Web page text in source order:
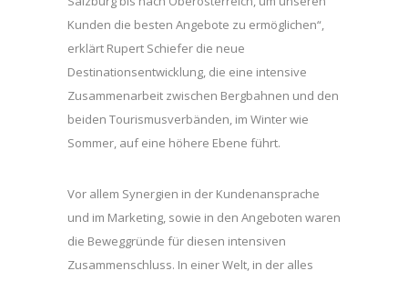
Kunden die besten Angebote zu ermöglichen“,
erklärt Rupert Schiefer die neue
Destinationsentwicklung, die eine intensive
Zusammenarbeit zwischen Bergbahnen und den
beiden Tourismusverbänden, im Winter wie
Sommer, auf eine höhere Ebene führt.
Vor allem Synergien in der Kundenansprache
und im Marketing, sowie in den Angeboten waren
die Beweggründe für diesen intensiven
Zusammenschluss. In einer Welt, in der alles